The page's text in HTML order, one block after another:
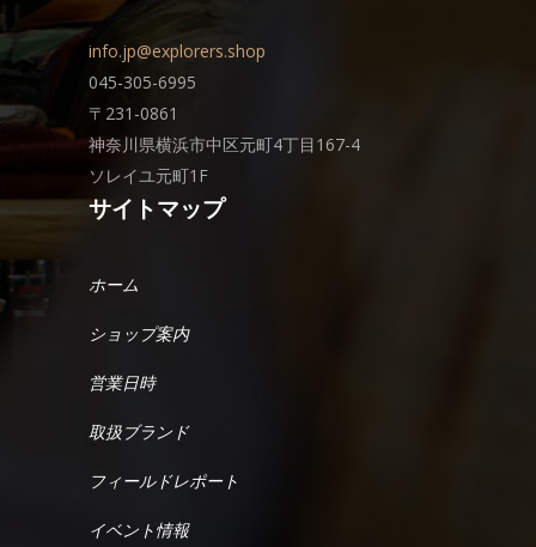
info.jp@explorers.shop
045-305-6995
〒231-0861
神奈川県横浜市中区元町4丁目167-4
ソレイユ元町1F
サイトマップ
ホーム
ショップ案内
営業日時
取扱ブランド
フィールドレポート
イベント情報